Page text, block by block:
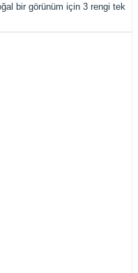
bir görünüm için 3 rengi tek